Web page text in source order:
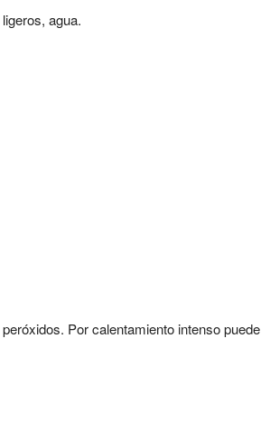
agua.
Por calentamiento intenso puede